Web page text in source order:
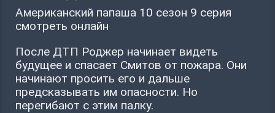
Американский папаша 10 сезон 9 серия
смотреть онлайн
После ДТП Роджер начинает видеть
будущее и спасает Смитов от пожара. Они
начинают просить его и дальше
предсказывать им опасности. Но
перегибают с этим палку.